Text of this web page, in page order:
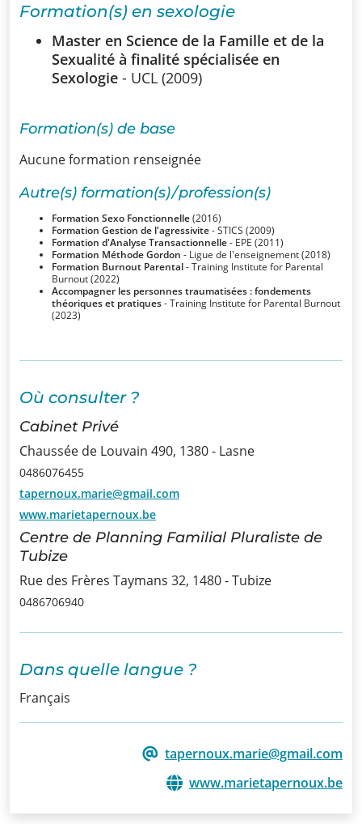
La
sexologie
Superviseurs
Comités
Comité
d’Ethique et de
Déontologique
Comité
Scientifique
Infos
Informations
Actualités
Formations
Offre
d’emploi/
Stage
Prix
Contact
Formation(s) en sexologie
Master en Science de la Famille et de la
Sexualité à finalité spécialisée en
Sexologie - UCL (2009)
Formation(s) de base
Aucune formation renseignée
Autre(s) formation(s) / profession(s)
Formation Sexo Fonctionnelle(2016)
Formation Gestion de l'agressivite- STICS (2009)
Formation d'Analyse Transactionnelle- EPE (2011)
Formation Méthode Gordon - Ligue de l'enseignement (2018)
Formation Burnout Parental- Training Institute for Parental
Burnout (2022)
Accompagner les personnes traumatisées : fondements
théoriques et pratiques- Training Institute for Parental Burnout
(2023)
Où consulter ?
Cabinet Privé
Chaussée de Louvain 490, 1380 - Lasne
0486076455
tapernoux.marie@gmail.com
www.marietapernoux.be
Centre de Planning Familial Pluraliste de
Tubize
Rue des Frères Taymans 32, 1480 - Tubize
0486706940
Dans quelle langue ?
Français
tapernoux.marie@gmail.com
www.marietapernoux.be